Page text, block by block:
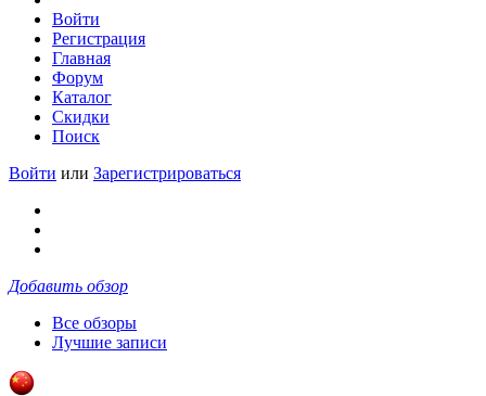
Войти
Регистрация
Главная
Форум
Каталог
Скидки
Поиск
Войти или Зарегистрироваться
Добавить обзор
Все обзоры
Лучшие записи